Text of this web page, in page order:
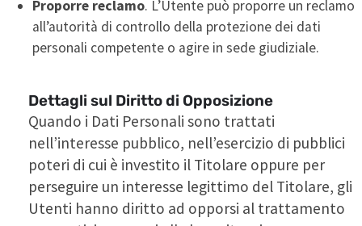
Proporre reclamo. L’Utente può proporre un reclamo
all’autorità di controllo della protezione dei dati
personali competente o agire in sede giudiziale.
Dettagli sul Diritto di Opposizione
Quando i Dati Personali sono trattati
nell’interesse pubblico, nell’esercizio di pubblici
poteri di cui è investito il Titolare oppure per
perseguire un interesse legittimo del Titolare, gli
Utenti hanno diritto ad opporsi al trattamento